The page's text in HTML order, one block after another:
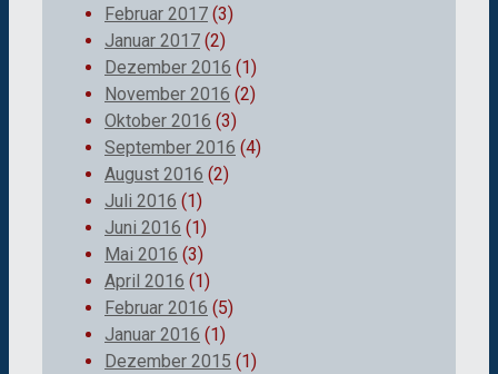
Februar 2017 (3)
Januar 2017 (2)
Dezember 2016 (1)
November 2016 (2)
Oktober 2016 (3)
September 2016 (4)
August 2016 (2)
Juli 2016 (1)
Juni 2016 (1)
Mai 2016 (3)
April 2016 (1)
Februar 2016 (5)
Januar 2016 (1)
Dezember 2015 (1)